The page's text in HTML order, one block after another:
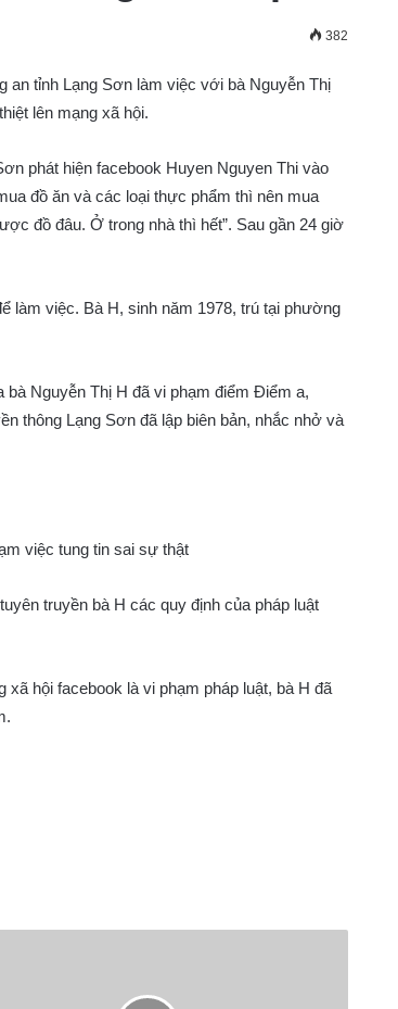
382
an tỉnh Lạng Sơn làm việc với bà Nguyễn Thị
lên mạng xã hội.
phát hiện facebook Huyen Nguyen Thi vào
đồ ăn và các loại thực phẩm thì nên mua
đồ đâu. Ở trong nhà thì hết”. Sau gần 24 giờ
làm việc. Bà H, sinh năm 1978, trú tại phường
bà Nguyễn Thị H đã vi phạm điểm Điểm a,
thông Lạng Sơn đã lập biên bản, nhắc nhở và
việc tung tin sai sự thật
truyền bà H các quy định của pháp luật
hội facebook là vi phạm pháp luật, bà H đã